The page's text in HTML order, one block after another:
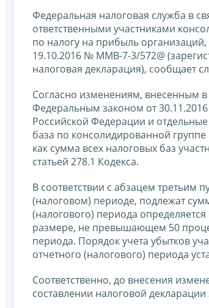
Федеральная налоговая служба в
ответственными участниками
по налогу на прибыль
19.10.2016 № ММВ-7-3/572@
налоговая декларация), сообщает
Согласно изменениям, внесенным в
Федеральным законом от
Российской Федерации и
база по консолидированной
как сумма всех налоговых баз
статьей 278.1 Кодекса.
В соответствии с абзацем третьим
(налоговом) периоде, подлежат
(налогового) периода
размере, не превышающем 50
периода. Порядок учета убытков
отчетного (налогового) периода
Соответственно, до внесения
составлении налоговой